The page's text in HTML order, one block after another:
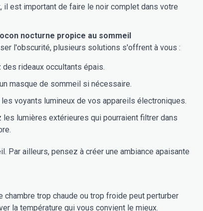
il est important de faire le noir complet dans votre
nocturne propice au sommeil
l'obscurité, plusieurs solutions s'offrent à vous :
des rideaux occultants épais.
masque de sommeil si nécessaire.
voyants lumineux de vos appareils électroniques.
les lumières extérieures qui pourraient filtrer dans
ailleurs, pensez à créer une ambiance apaisante
chambre trop chaude ou trop froide peut perturber
la température qui vous convient le mieux.